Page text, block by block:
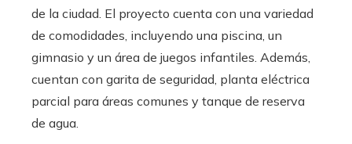
de la ciudad. El proyecto cuenta con una variedad
de comodidades, incluyendo una piscina, un
gimnasio y un área de juegos infantiles. Además,
cuentan con garita de seguridad, planta eléctrica
parcial para áreas comunes y tanque de reserva
de agua.